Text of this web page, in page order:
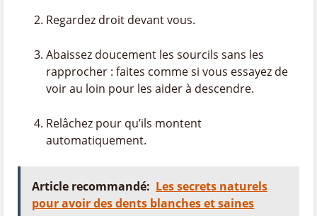
Regardez droit devant vous.
Abaissez doucement les sourcils sans les
rapprocher : faites comme si vous essayez de
voir au loin pour les aider à descendre.
Relâchez pour qu’ils montent
automatiquement.
Article recommandé: Les secrets naturels
pour avoir des dents blanches et saines